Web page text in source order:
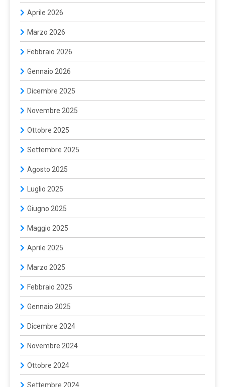
Aprile 2026
Marzo 2026
Febbraio 2026
Gennaio 2026
Dicembre 2025
Novembre 2025
Ottobre 2025
Settembre 2025
Agosto 2025
Luglio 2025
Giugno 2025
Maggio 2025
Aprile 2025
Marzo 2025
Febbraio 2025
Gennaio 2025
Dicembre 2024
Novembre 2024
Ottobre 2024
Settembre 2024